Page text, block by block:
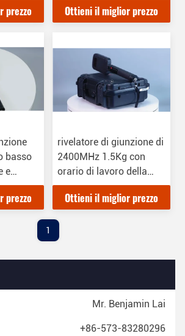
prezzo Ottieni il miglior prezzo
basso
e
prezzo
rivelatore di giunzione di
2400MHz 1.5Kg con
orario di lavoro della
batteria 4.5h
Ottieni il miglior prezzo
1
Mr. Benjamin Lai
+86-573-83280296